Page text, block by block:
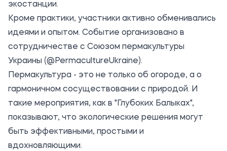
экостанции.
Кроме практики, участники активно обменивались
идеями и опытом. Событие организовано в
сотрудничестве с Союзом пермакультуры
Украины (@PermacultureUkraine).
Пермакультура - это не только об огороде, а о
гармоничном сосуществовании с природой. И
такие мероприятия, как в "Глубоких Балыках",
показывают, что экологические решения могут
быть эффективными, простыми и
вдохновляющими.